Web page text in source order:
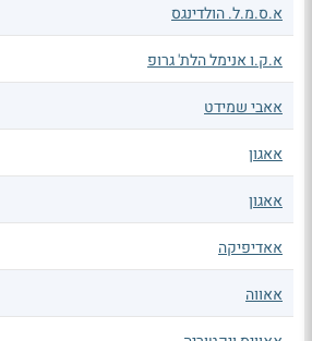
א.ס.מ.ל. הולדינגס
א.ק.ו אנימל הלת' גרופ
אאבי שמידט
אאגון
אאגון
אאדיפיקה
אאווה